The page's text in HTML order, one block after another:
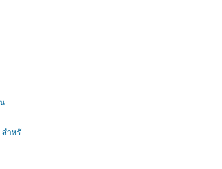
สำหรั